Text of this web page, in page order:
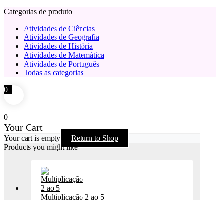
Categorias de produto
Atividades de Ciências
Atividades de Geografia
Atividades de História
Atividades de Matemática
Atividades de Português
Todas as categorias
0
0
Your Cart
Your cart is empty
Return to Shop
Products you might like
Multiplicação 2 ao 5